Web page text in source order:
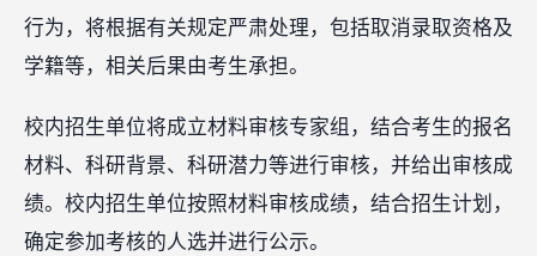
行为，将根据有关规定严肃处理，包括取消录取资格及
学籍等，相关后果由考生承担。
校内招生单位将成立材料审核专家组，结合考生的报名
材料、科研背景、科研潜力等进行审核，并给出审核成
绩。校内招生单位按照材料审核成绩，结合招生计划，
确定参加考核的人选并进行公示。